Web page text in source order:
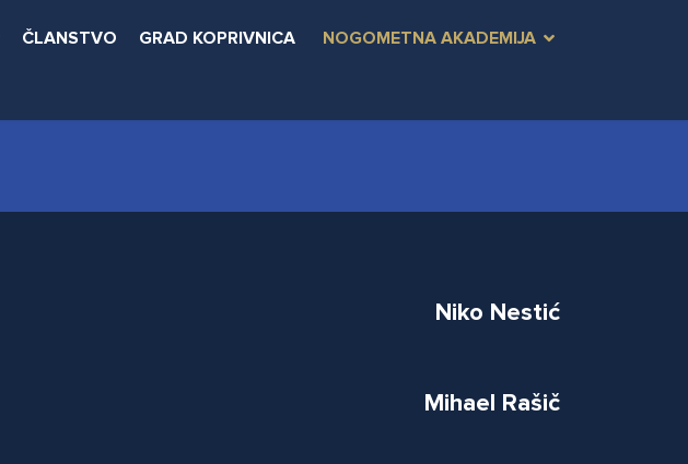
ČLANSTVO GRAD KOPRIVNICA NOGOMETNA AKADEMIJA
Niko Nestić
Mihael Rašič